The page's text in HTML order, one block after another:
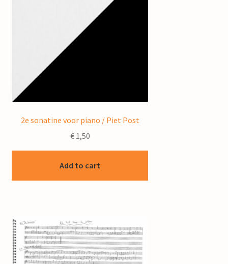
2e sonatine voor piano / Piet Post
€1,50
Add to cart